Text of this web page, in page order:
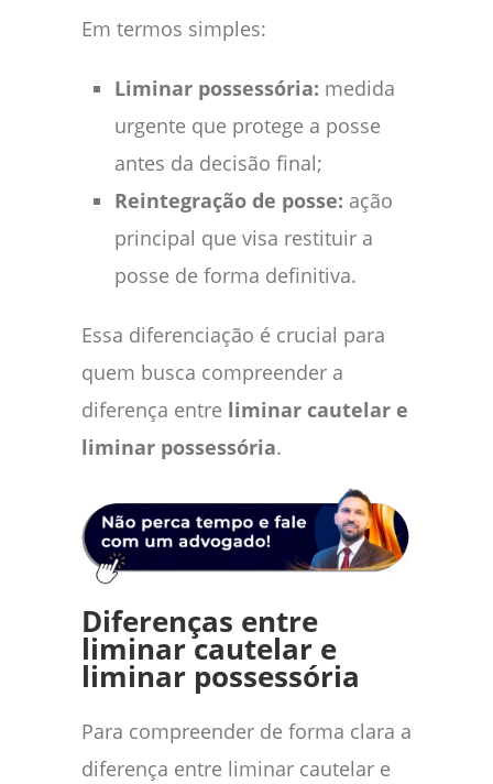
Em termos simples:
Liminar possessória: medida
urgente que protege a posse
antes da decisão final;
Reintegração de posse: ação
principal que visa restituir a
posse de forma definitiva.
Essa diferenciação é crucial para
quem busca compreender a
diferença entre liminar cautelar e
liminar possessória.
Diferenças entre
liminar cautelar e
liminar possessória
Para compreender de forma clara a
diferença entre liminar cautelar e